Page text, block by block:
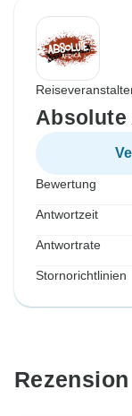
Absolute
Bewertung
Antwortzeit
Antwortrate
Stornorichtlinien
Rezension